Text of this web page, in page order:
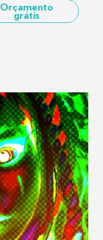
Orçamento
grátis